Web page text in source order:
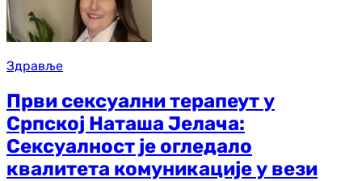
Здравље
Први сексуални терапеут у
Српској Наташа Јелача:
Сексуалност је огледало
квалитета комуникације у вези